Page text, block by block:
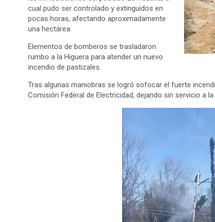
cual pudo ser controlado y extinguidos en
pocas horas, afectando aproximadamente
una hectárea.
Elementos de bomberos se trasladaron
rumbo a la Higuera para atender un nuevo
incendio de pastizales.
Tras algunas maniobras se logró sofocar el fuerte
Comisión Federal de Electricidad, dejando sin servicio a